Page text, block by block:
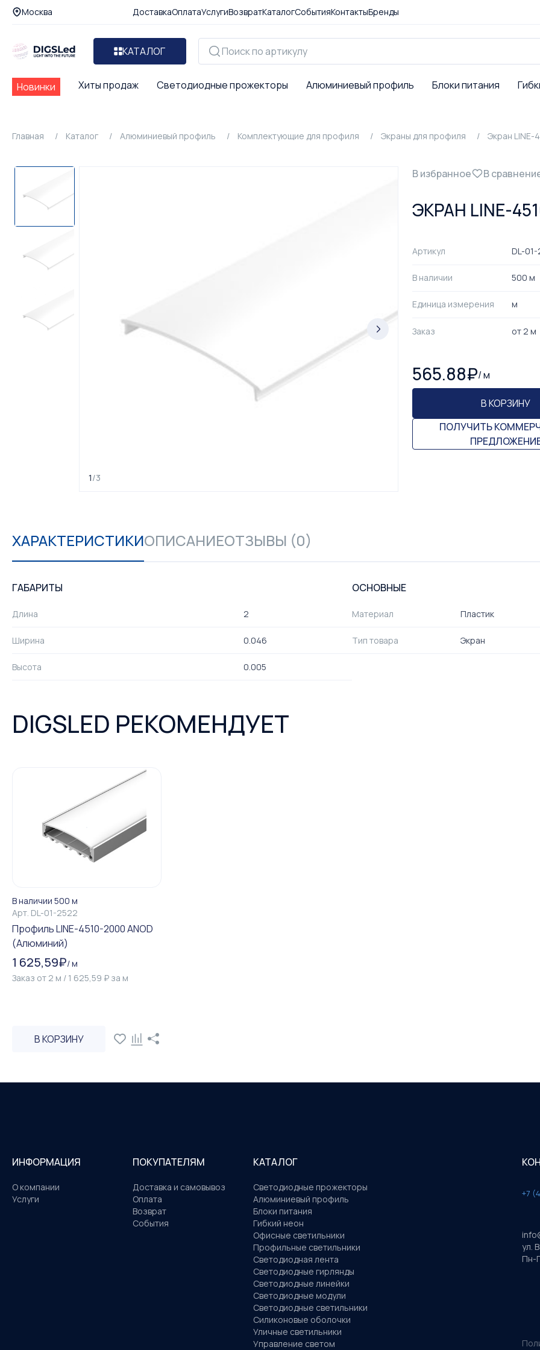
Москва ДоставкаОплатаУслугиВозвратКаталогСобытияКонтактыБренды
КАТАЛОГ
Новинки Хиты продаж Светодиодные прожекторы Алюминиевый профиль Блоки питания
Главная Каталог Алюминиевый профиль Комплектующие для профиля Экраны для профиля Экран LINE-
1/3
В избранное В
ЭКРАН LINE-
Артикул DL-01-
В наличии 500 м
Единица измерения м
Заказ от 2 м
565.88₽/м
В КОРЗИНУ
ПОЛУЧИТЬ
ХАРАКТЕРИСТИКИОПИСАНИЕОТЗЫВЫ (0)
ГАБАРИТЫ
Длина 2
Ширина 0.046
Высота 0.005
ОСНОВНЫЕ
Материал Пластик
Тип товара Экран
DIGSLED РЕКОМЕНДУЕТ
В наличии 500 м
Арт. DL-01-2522
Профиль LINE-4510-2000 ANOD
(Алюминий)
1 625,59₽/м
Заказ от 2 м / 1 625,59 ₽ за м
В КОРЗИНУ
ИНФОРМАЦИЯ
О компании
Услуги
ПОКУПАТЕЛЯМ
Доставка и самовывоз
Оплата
Возврат
События
КАТАЛОГ
Светодиодные прожекторы
Алюминиевый профиль
Блоки питания
Гибкий неон
Офисные светильники
Профильные светильники
Светодиодная лента
Светодиодные гирлянды
Светодиодные линейки
Светодиодные модули
Светодиодные светильники
Силиконовые оболочки
Уличные светильники
Управление светом
+7
ул.
Пн-